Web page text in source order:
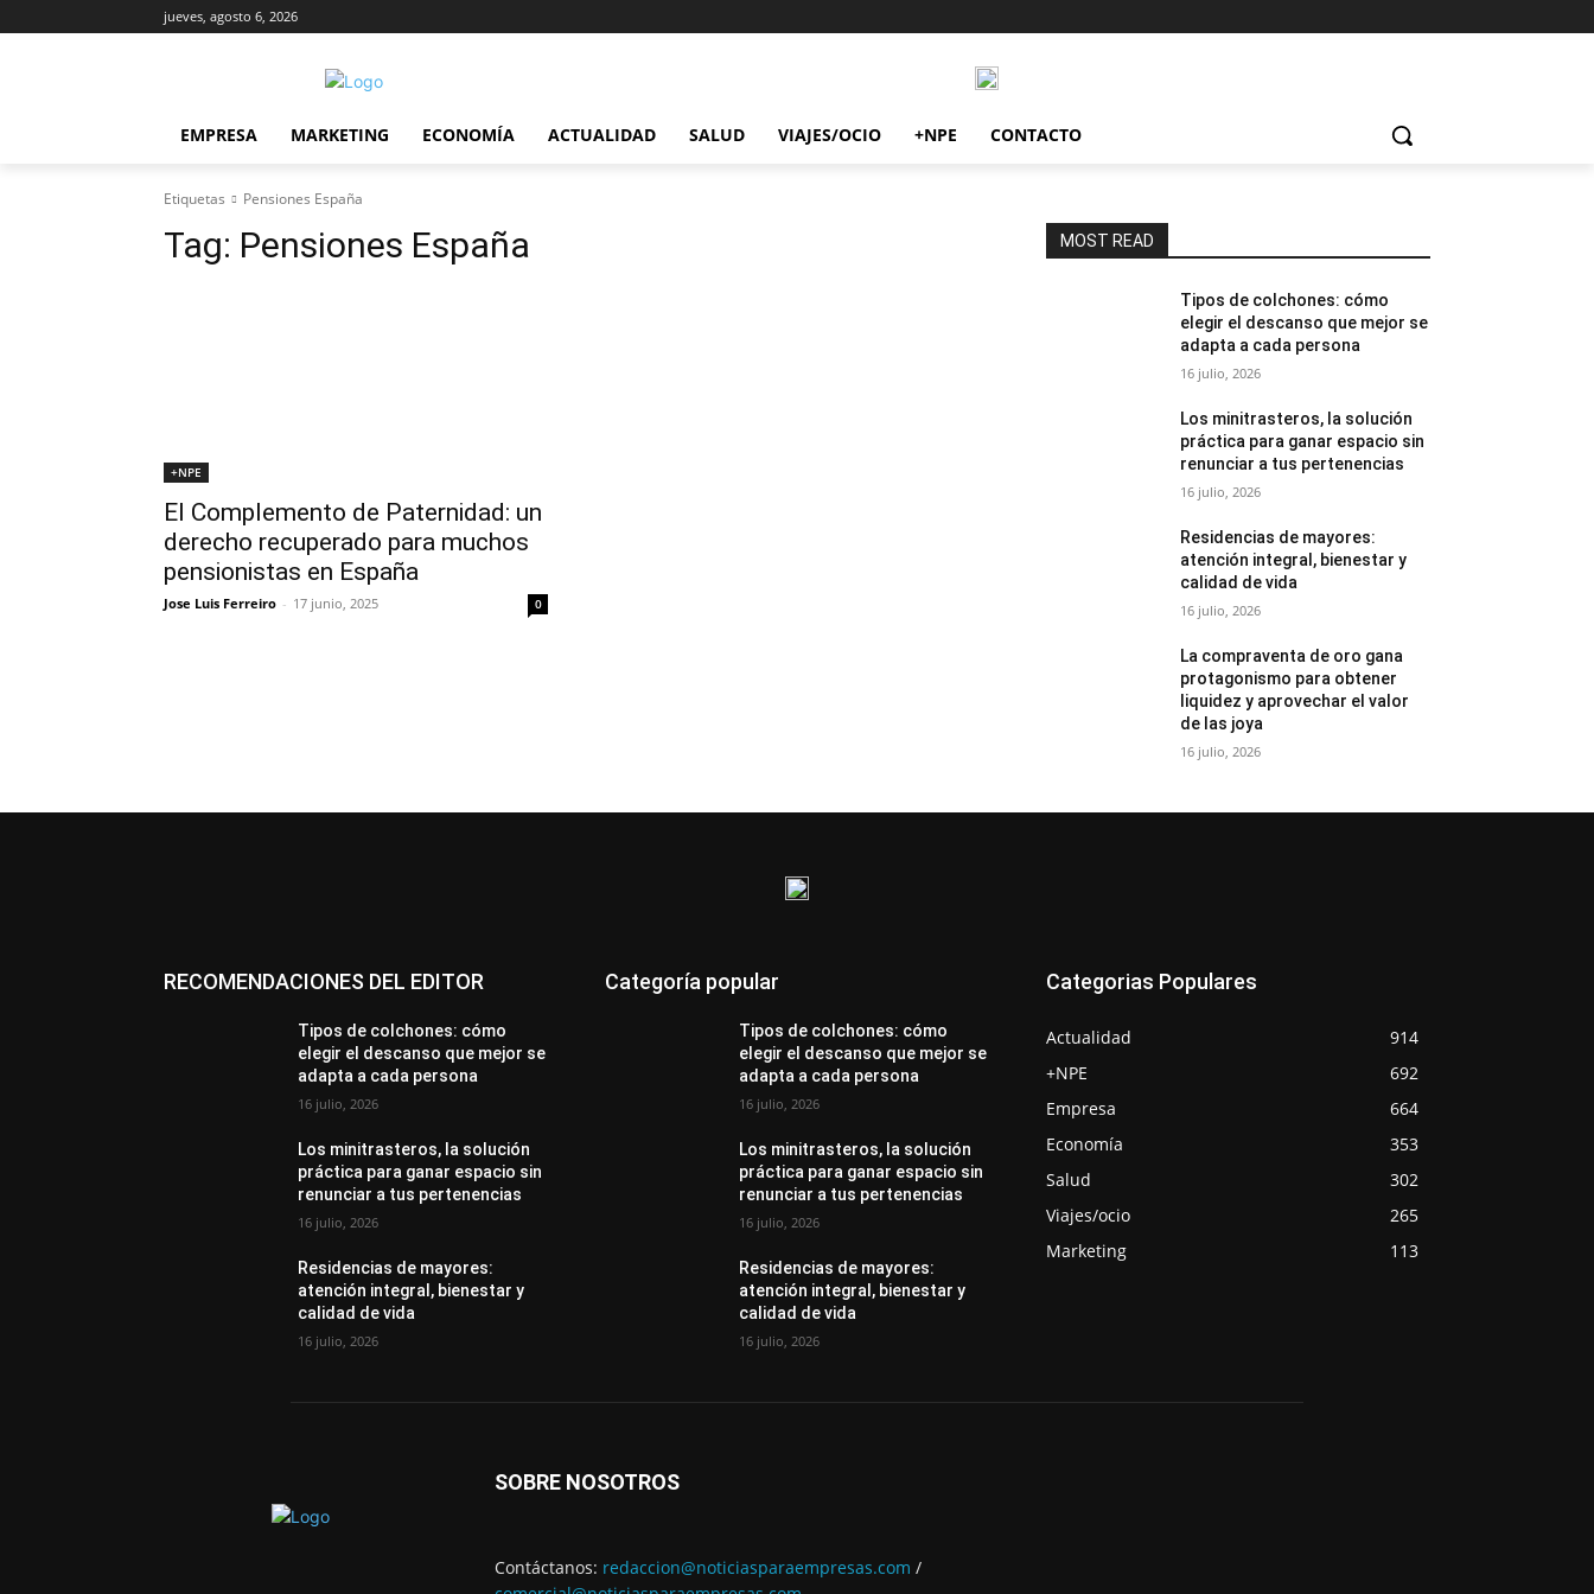
jueves, agosto 6, 2026
EMPRESA MARKETING ECONOMÍA ACTUALIDAD SALUD VIAJES/OCIO +NPE CONTACTO
Etiquetas Pensiones España
Tag: Pensiones España
+NPE
El Complemento de Paternidad: un
derecho recuperado para muchos
pensionistas en España
Jose Luis Ferreiro - 17 junio, 2025 0
MOST READ
Tipos de colchones: cómo
elegir el descanso que mejor se
adapta a cada persona
16 julio, 2026
Los minitrasteros, la solución
práctica para ganar espacio sin
renunciar a tus pertenencias
16 julio, 2026
Residencias de mayores:
atención integral, bienestar y
calidad de vida
16 julio, 2026
La compraventa de oro gana
protagonismo para obtener
liquidez y aprovechar el valor
de las joya
16 julio, 2026
RECOMENDACIONES DEL EDITOR
Tipos de colchones: cómo
elegir el descanso que mejor se
adapta a cada persona
16 julio, 2026
Los minitrasteros, la solución
práctica para ganar espacio sin
renunciar a tus pertenencias
16 julio, 2026
Residencias de mayores:
atención integral, bienestar y
calidad de vida
16 julio, 2026
Categoría popular
Tipos de colchones: cómo
elegir el descanso que mejor se
adapta a cada persona
16 julio, 2026
Los minitrasteros, la solución
práctica para ganar espacio sin
renunciar a tus pertenencias
16 julio, 2026
Residencias de mayores:
atención integral, bienestar y
calidad de vida
16 julio, 2026
Categorias Populares
Actualidad
914
+NPE
692
Empresa
664
Economía
353
Salud
302
Viajes/ocio
265
Marketing
113
SOBRE NOSOTROS
Contáctanos: redaccion@noticiasparaempresas.com /